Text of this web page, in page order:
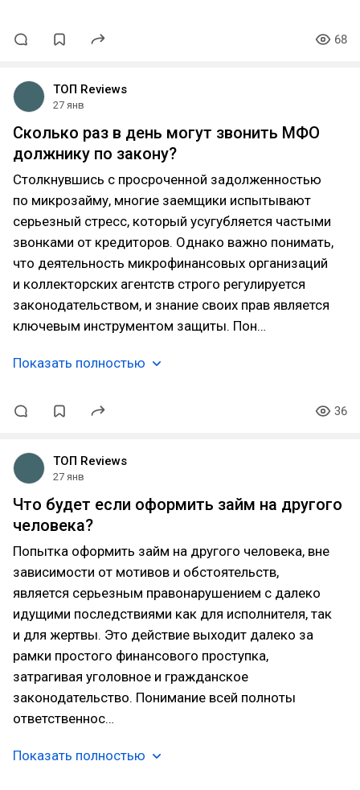
68
ТОП Reviews
27 янв
Сколько раз в день могут звонить МФО
должнику по закону?
Столкнувшись с просроченной задолженностью
по микрозайму, многие заемщики испытывают
серьезный стресс, который усугубляется частыми
звонками от кредиторов. Однако важно понимать,
что деятельность микрофинансовых организаций
и коллекторских агентств строго регулируется
законодательством, и знание своих прав является
ключевым инструментом защиты. Пон…
Показать полностью
36
ТОП Reviews
27 янв
Что будет если оформить займ на другого
человека?
Попытка оформить займ на другого человека, вне
зависимости от мотивов и обстоятельств,
является серьезным правонарушением с далеко
идущими последствиями как для исполнителя, так
и для жертвы. Это действие выходит далеко за
рамки простого финансового проступка,
затрагивая уголовное и гражданское
законодательство. Понимание всей полноты
ответственнос…
Показать полностью